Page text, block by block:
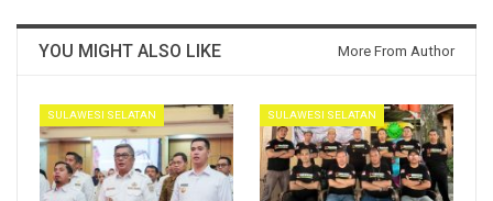
YOU MIGHT ALSO LIKE More From Author
SULAWESI SELATAN SULAWESI SELATAN